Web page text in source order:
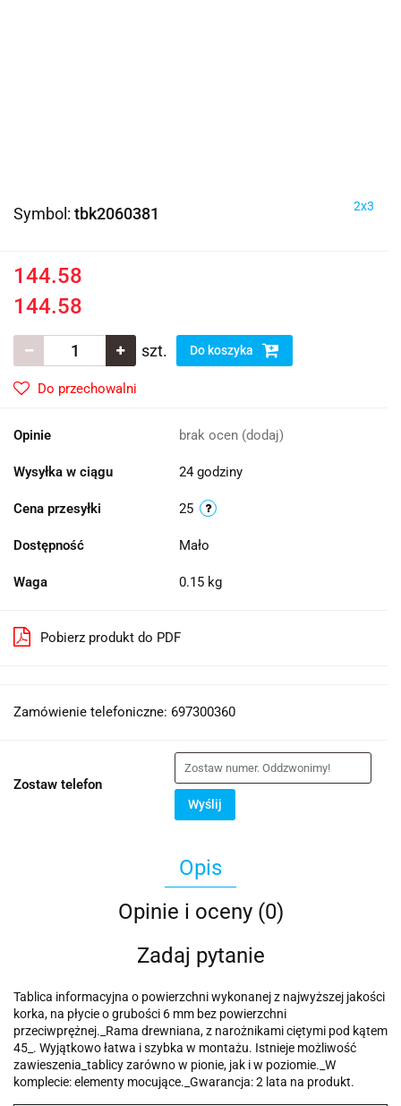
Symbol: tbk2060381 2x3
144.58
144.58
szt. Do koszyka
Do przechowalni
Opinie brak ocen (dodaj)
Wysyłka w ciągu 24 godziny
Cena przesyłki 25
Dostępność Mało
Waga 0.15 kg
Pobierz produkt do PDF
Zamówienie telefoniczne: 697300360
Zostaw telefon
Wyślij
Opis
Opinie i oceny (0)
Zadaj pytanie
Tablica informacyjna o powierzchni wykonanej z najwyższej jakości
korka, na płycie o grubości 6 mm bez powierzchni
przeciwprężnej._Rama drewniana, z narożnikami ciętymi pod kątem
45_. Wyjątkowo łatwa i szybka w montażu. Istnieje możliwość
zawieszenia_tablicy zarówno w pionie, jak i w poziomie._W
komplecie: elementy mocujące._Gwarancja: 2 lata na produkt.